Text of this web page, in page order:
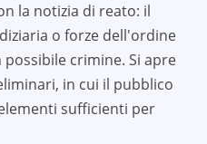
la notizia di reato: il
o forze dell'ordine
crimine. Si apre
in cui il pubblico
sufficienti per